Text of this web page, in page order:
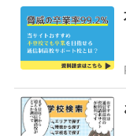
分かりやすく解説